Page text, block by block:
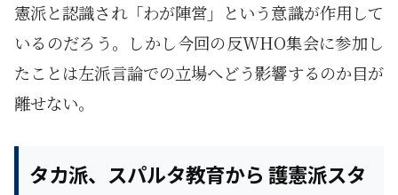
憲派と認識され「わが陣営」という意識が作用して
いるのだろう。しかし今回の反WHO集会に参加し
たことは左派言論での立場へどう影響するのか目が
離せない。
タカ派、スパルタ教育から 護憲派スタ